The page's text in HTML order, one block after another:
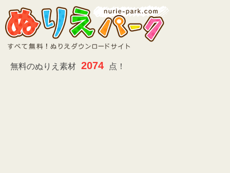
無料のぬりえ素材 2074 点！